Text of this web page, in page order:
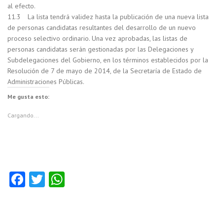
al efecto.
11.3 La lista tendrá validez hasta la publicación de una nueva lista
de personas candidatas resultantes del desarrollo de un nuevo
proceso selectivo ordinario. Una vez aprobadas, las listas de
personas candidatas serán gestionadas por las Delegaciones y
Subdelegaciones del Gobierno, en los términos establecidos por la
Resolución de 7 de mayo de 2014, de la Secretaría de Estado de
Administraciones Públicas.
Me gusta esto:
Cargando...
Fa T